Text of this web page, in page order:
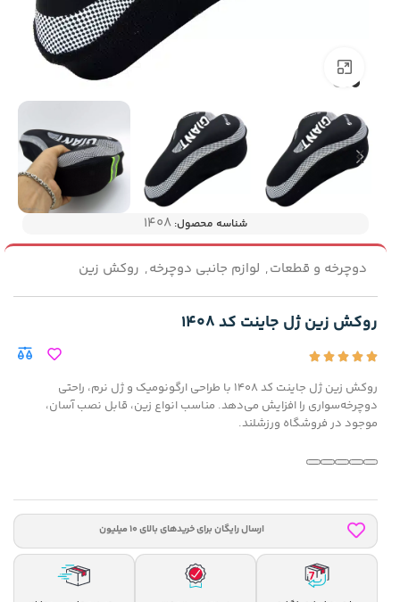
شناسه محصول: 1408
دوچرخه و قطعات, لوازم جانبی دوچرخه, روکش زین
روکش زین ژل جاینت کد 1408
روکش زین ژل جاینت کد 1408 با طراحی ارگونومیک و ژل نرم، راحتی
دوچرخه‌سواری را افزایش می‌دهد. مناسب انواع زین، قابل نصب آسان،
موجود در فروشگاه ورزشلند.
ارسال رایگان برای خریدهای بالای 10 میلیون